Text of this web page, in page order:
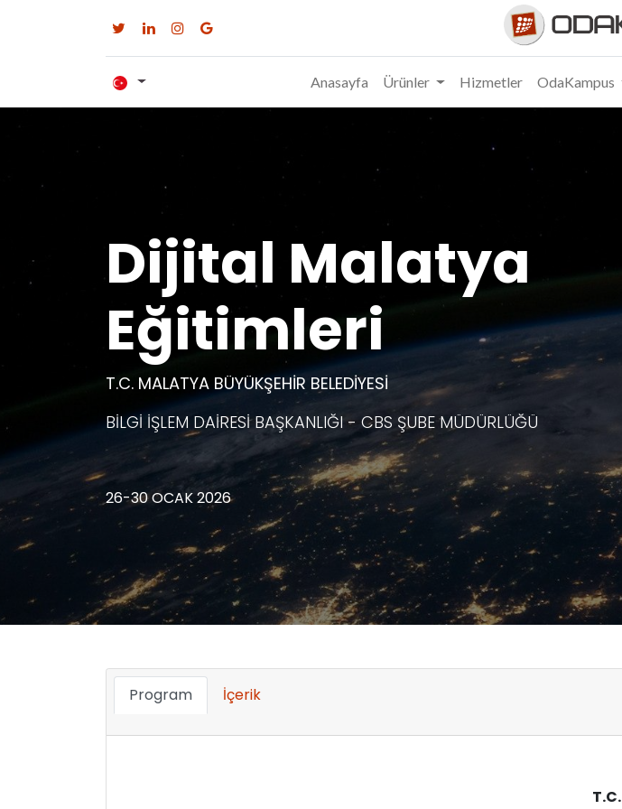
Anasayfa Ürünler Hizmetler OdaKampus
Dijital Malatya
Eğitimleri
T.C. MALATYA BÜYÜKŞEHİR BELEDİYESİ
BİLGİ İŞLEM DAİRESİ BAŞKANLIĞI - CBS ŞUBE MÜDÜRLÜĞÜ
26-30 OCAK 2026
Program İçerik
T.C.